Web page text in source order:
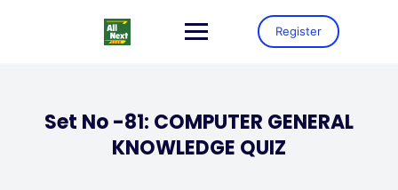
Register
Set No -81: COMPUTER GENERAL
KNOWLEDGE QUIZ